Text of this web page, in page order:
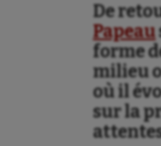
De
Papeau
forme
milieu
où il
sur la